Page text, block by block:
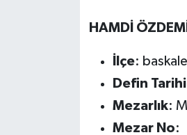
HAMDİ
İlçe: baskale
Defin Tarihi
Mezarlık:
Mezar No: